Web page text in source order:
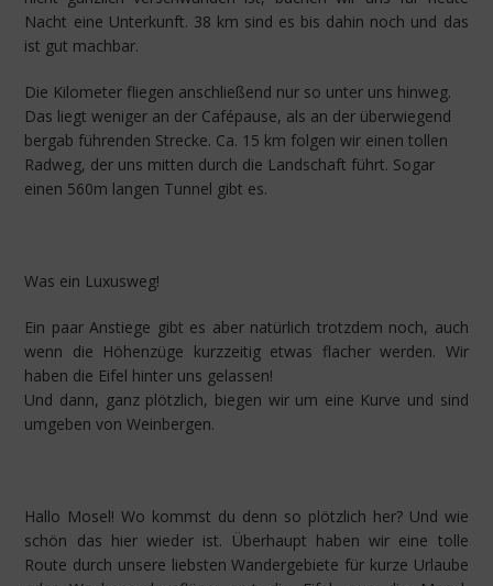
Nacht eine Unterkunft. 38 km sind es bis dahin noch und das
ist gut machbar.
Die Kilometer fliegen anschließend nur so unter uns hinweg.
Das liegt weniger an der Cafépause, als an der überwiegend
bergab führenden Strecke. Ca. 15 km folgen wir einen tollen
Radweg, der uns mitten durch die Landschaft führt. Sogar
einen 560m langen Tunnel gibt es.
Was ein Luxusweg!
Ein paar Anstiege gibt es aber natürlich trotzdem noch, auch
wenn die Höhenzüge kurzzeitig etwas flacher werden. Wir
haben die Eifel hinter uns gelassen!
Und dann, ganz plötzlich, biegen wir um eine Kurve und sind
umgeben von Weinbergen.
Hallo Mosel! Wo kommst du denn so plötzlich her? Und wie
schön das hier wieder ist. Überhaupt haben wir eine tolle
Route durch unsere liebsten Wandergebiete für kurze Urlaube